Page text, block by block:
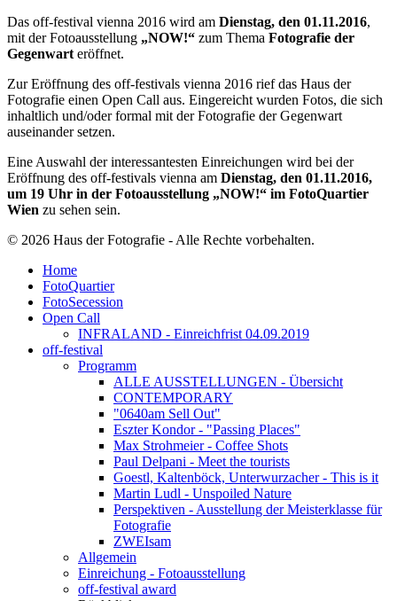
Das off-festival vienna 2016 wird am Dienstag, den 01.11.2016,
mit der Fotoausstellung „NOW!“ zum Thema Fotografie der
Gegenwart eröffnet.
Zur Eröffnung des off-festivals vienna 2016 rief das Haus der
Fotografie einen Open Call aus. Eingereicht wurden Fotos, die sich
inhaltlich und/oder formal mit der Fotografie der Gegenwart
auseinander setzen.
Eine Auswahl der interessantesten Einreichungen wird bei der
Eröffnung des off-festivals vienna am Dienstag, den 01.11.2016,
um 19 Uhr in der Fotoausstellung „NOW!“ im FotoQuartier
Wien zu sehen sein.
© 2026 Haus der Fotografie - Alle Rechte vorbehalten.
Home
FotoQuartier
FotoSecession
Open Call
INFRALAND - Einreichfrist 04.09.2019
off-festival
Programm
ALLE AUSSTELLUNGEN - Übersicht
CONTEMPORARY
"0640am Sell Out"
Eszter Kondor - "Passing Places"
Max Strohmeier - Coffee Shots
Paul Delpani - Meet the tourists
Goestl, Kaltenböck, Unterwurzacher - This is it
Martin Ludl - Unspoiled Nature
Perspektiven - Ausstellung der Meisterklasse für
Fotografie
ZWEIsam
Allgemein
Einreichung - Fotoausstellung
off-festival award